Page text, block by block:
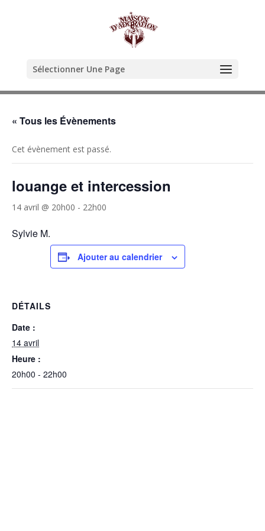
Sélectionner Une Page
« Tous les Évènements
Cet évènement est passé.
louange et intercession
14 avril @ 20h00 - 22h00
Sylvie M.
Ajouter au calendrier
DÉTAILS
Date :
14 avril
Heure :
20h00 - 22h00